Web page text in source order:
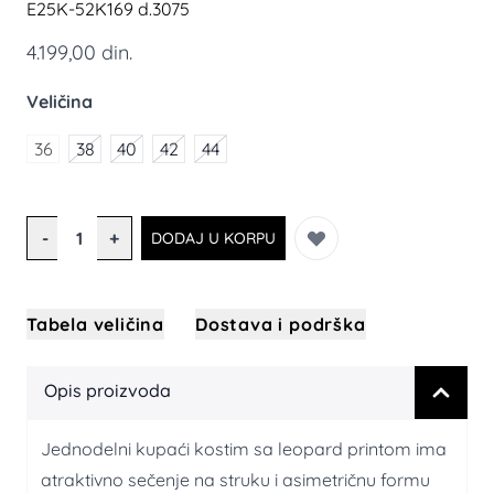
E25K-52K169 d.3075
4.199,00 din.
Veličina
36 38 40 42 44
Količina
- + DODAJ U KORPU
Tabela veličina Dostava i podrška
Opis proizvoda
Jednodelni kupaći kostim sa leopard printom ima
atraktivno sečenje na struku i asimetričnu formu